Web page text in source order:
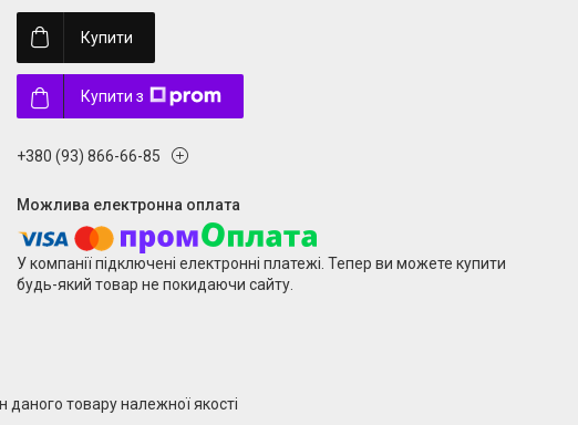
Купити
Купити з
+380 (93) 866-66-85
У компанії підключені електронні платежі. Тепер ви можете купити
будь-який товар не покидаючи сайту.
товару належної якості